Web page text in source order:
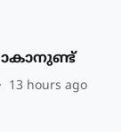
13 hours ago